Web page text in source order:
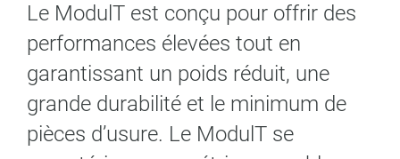
Le ModulT est conçu pour offrir des
performances élevées tout en
garantissant un poids réduit, une
grande durabilité et le minimum de
pièces d’usure. Le ModulT se